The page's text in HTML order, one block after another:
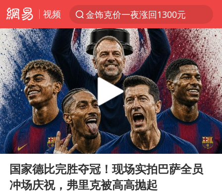
视频
金饰克价一夜涨回1300元
解锁各地夏日限定体验
峰哥 汪海林
西湖突现狂风暴雨 游客瞬间被浇透
富婆带资进组给自己硬加60多场吻戏
河南重大刑事案嫌疑人落网
黄金创今年来最大单周涨幅
视频丨中国东方电气集团原党组副书记、董事宋致远被查
梁家辉：到内地拍戏不是北上是回归
白海豚将正面袭击贯穿浙江
Play
00:00 00:59
国家德比完胜夺冠！现场实拍巴萨全员
冲场庆祝，弗里克被高高抛起